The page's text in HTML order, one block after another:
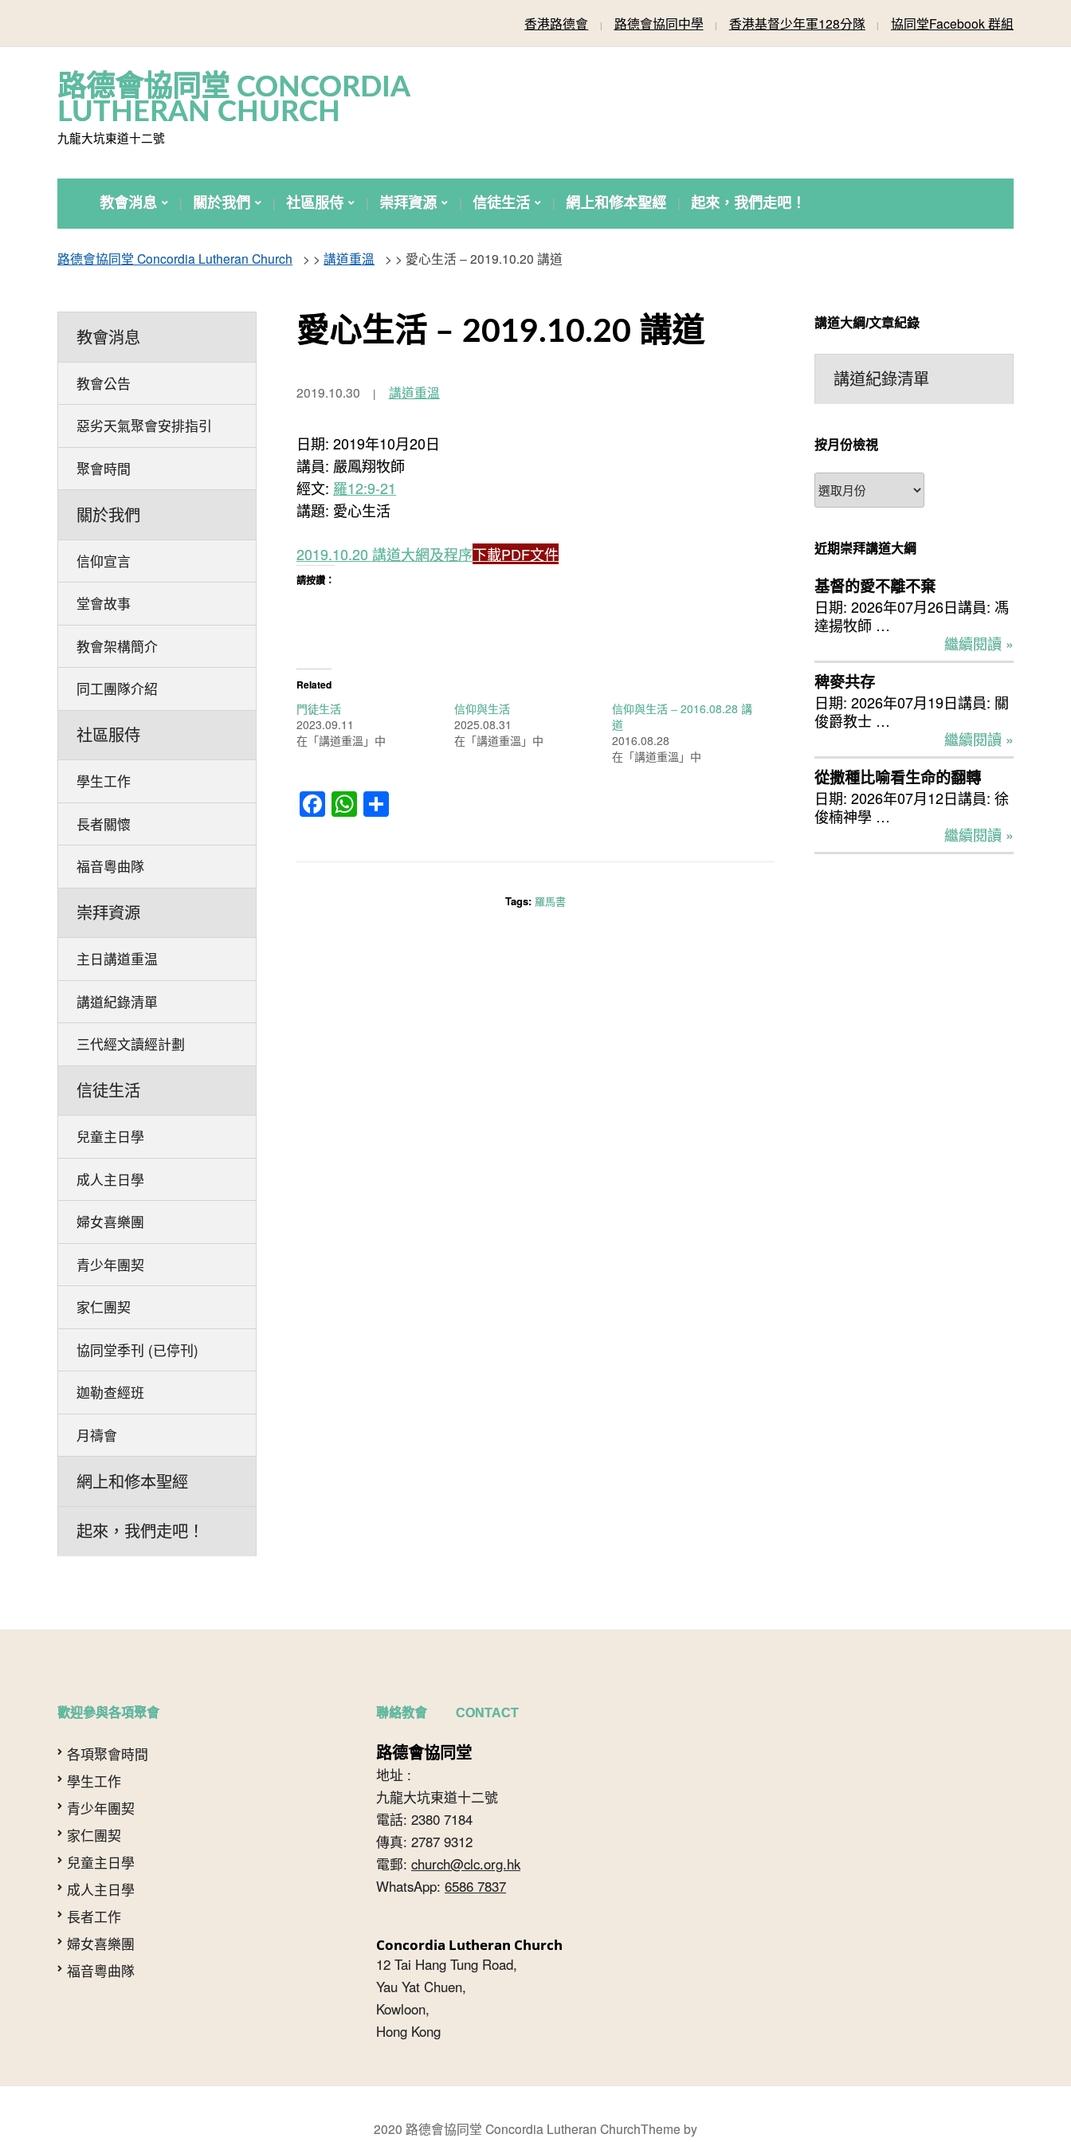
香港路德會 路德會協同中學 香港基督少年軍128分隊 協同堂Facebook 群組
路德會協同堂 CONCORDIA
LUTHERAN CHURCH
九龍大坑東道十二號
教會消息 關於我們 社區服侍 崇拜資源 信徒生活 網上和修本聖經 起來，我們走吧！
路德會協同堂 Concordia Lutheran Church > > 講道重溫 > > 愛心生活 – 2019.10.20 講道
教會消息
教會公告
惡劣天氣聚會安排指引
聚會時間
關於我們
信仰宣言
堂會故事
教會架構簡介
同工團隊介紹
社區服侍
學生工作
長者關懷
福音粵曲隊
崇拜資源
主日講道重温
講道紀錄清單
三代經文讀經計劃
信徒生活
兒童主日學
成人主日學
婦女喜樂團
青少年團契
家仁團契
協同堂季刊 (已停刊)
迦勒查經班
月禱會
網上和修本聖經
起來，我們走吧！
愛心生活 – 2019.10.20 講道
2019.10.30 講道重溫
日期: 2019年10月20日
講員: 嚴鳳翔牧師
經文: 羅12:9-21
講題: 愛心生活
2019.10.20 講道大網及程序下載PDF文件
請按讚：
Related
門徒生活
2023.09.11
在「講道重溫」中
信仰與生活
2025.08.31
在「講道重溫」中
信仰與生活 – 2016.08.28 講
道
2016.08.28
在「講道重溫」中
Facebook
WhatsApp
Tags: 羅馬書
講道大綱/文章紀錄
講道紀錄清單
按月份檢視
按
月
視
近期崇拜講道大綱
基督的愛不離不棄
日期: 2026年07月26日講員: 馮
達揚牧師 …
繼續閱讀 »
稗麥共存
日期: 2026年07月19日講員: 關
俊爵教士 …
繼續閱讀 »
從撒種比喻看生命的翻轉
日期: 2026年07月12日講員: 徐
俊楠神學 …
繼續閱讀 »
歡迎參與各項聚會
各項聚會時間
學生工作
青少年團契
家仁團契
兒童主日學
成人主日學
長者工作
婦女喜樂團
福音粵曲隊
聯絡教會 CONTACT
路德會協同堂
地址 :
九龍大坑東道十二號
電話: 2380 7184
傳真: 2787 9312
電郵: church@clc.org.hk
WhatsApp: 6586 7837
Concordia Lutheran Church
12 Tai Hang Tung Road,
Yau Yat Chuen,
Kowloon,
Hong Kong
2020 路德會協同堂 Concordia Lutheran ChurchTheme by